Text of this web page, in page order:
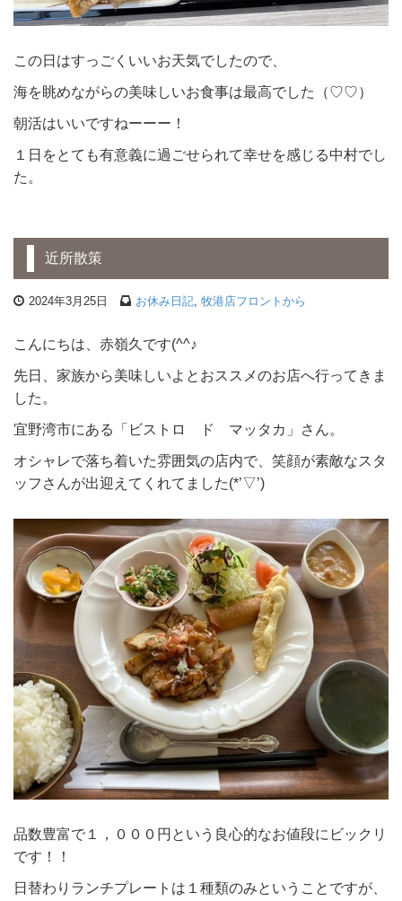
この日はすっごくいいお天気でしたので、
海を眺めながらの美味しいお食事は最高でした（♡♡）
朝活はいいですねーーー！
１日をとても有意義に過ごせられて幸せを感じる中村でし
た。
近所散策
2024年3月25日 お休み日記, 牧港店フロントから
こんにちは、赤嶺久です(^^♪
先日、家族から美味しいよとおススメのお店へ行ってきま
した。
宜野湾市にある「ビストロ ド マッタカ」さん。
オシャレで落ち着いた雰囲気の店内で、笑顔が素敵なスタ
ッフさんが出迎えてくれてました(*’▽’)
品数豊富で１，０００円という良心的なお値段にビックリ
です！！
日替わりランチプレートは１種類のみということですが、